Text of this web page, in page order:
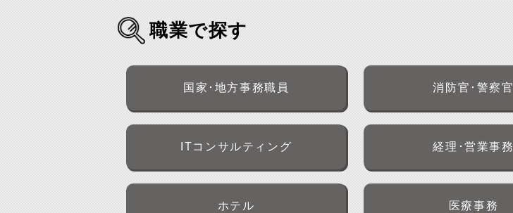
職業で探す
国家･地方事務職員 消防官･警察官
ITコンサルティング 経理･営業事務
ホテル 医療事務